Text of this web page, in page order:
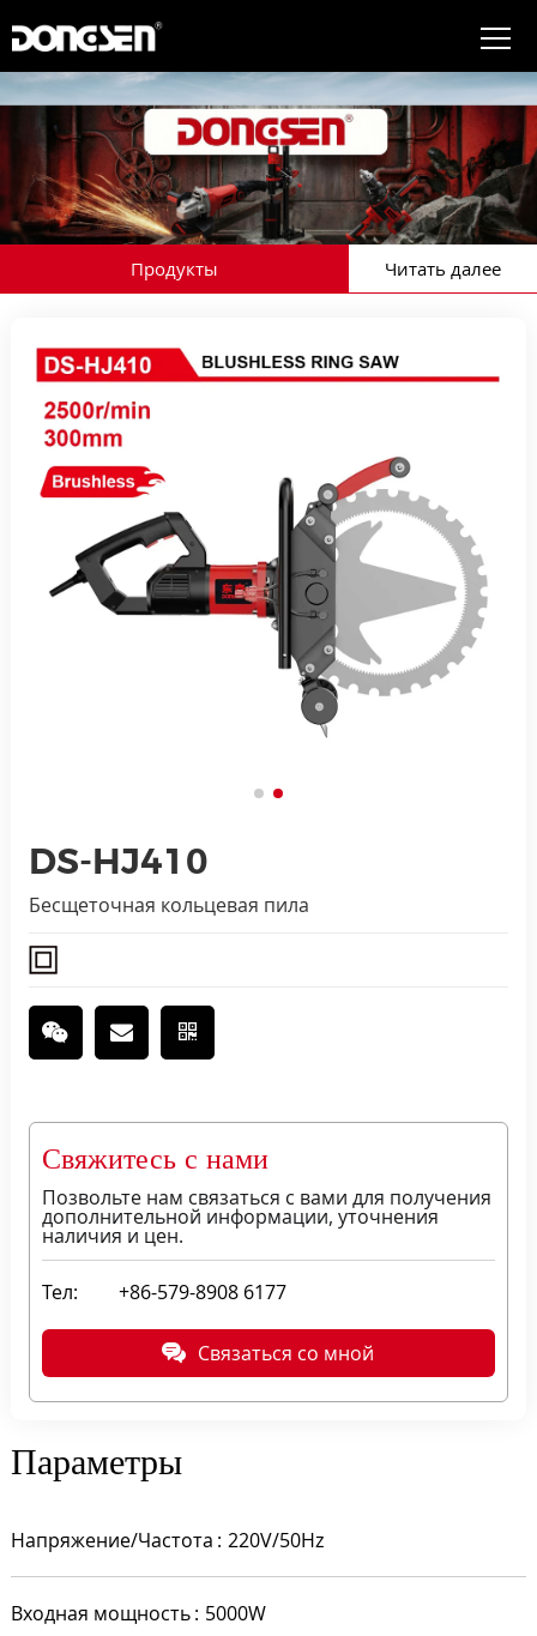
Продукты Читать далее
DS-HJ410
Бесщеточная кольцевая пила
Свяжитесь с нами
Позвольте нам связаться с вами для получения
дополнительной информации, уточнения
наличия и цен.
Тел: +86-579-8908 6177
Связаться со мной
Параметры
Напряжение/Частота 220V/50Hz
Входная мощность 5000W